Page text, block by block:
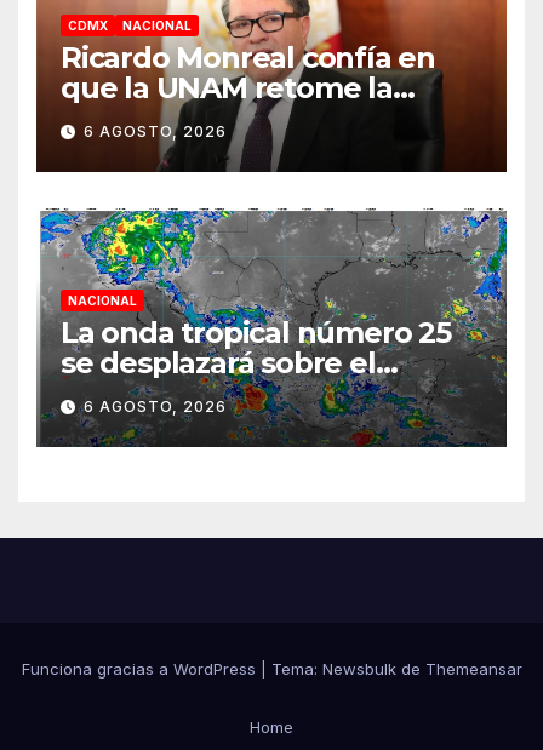
CDMX NACIONAL
Ricardo Monreal confía en
que la UNAM retome la
normalidad e inicie el
semestre mediante el
diálogo
6 AGOSTO, 2026
NACIONAL
La onda tropical número 25
se desplazará sobre el
sureste mexicano
6 AGOSTO, 2026
Funciona gracias a WordPress Tema: Newsbulkde Themeansar
Home